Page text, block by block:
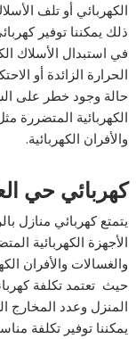
الكهربائي أو تلف
ذلك يمكننا توفير
في استبدال الأسلاك
الحرارة الزائدة أو
حالة وجود خطر على
الكهربائية المتضررة
والأفران الكهربائية.
كهربائي حي
يتمتع كهربائي منازل
الأجهزة الكهربائية
والغسالات والأفران
حيث تعتمد تكلفة
المنزل وعدد المخارج
يمكننا توفير تكلفة